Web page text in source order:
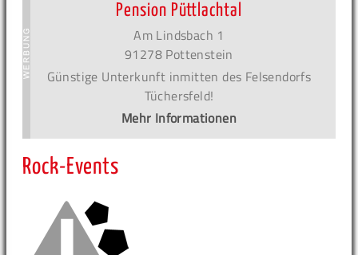
Pension Püttlachtal
Am Lindsbach 1
91278 Pottenstein
Günstige Unterkunft inmitten des Felsendorfs
Tüchersfeld!
Mehr Informationen
Rock-Events